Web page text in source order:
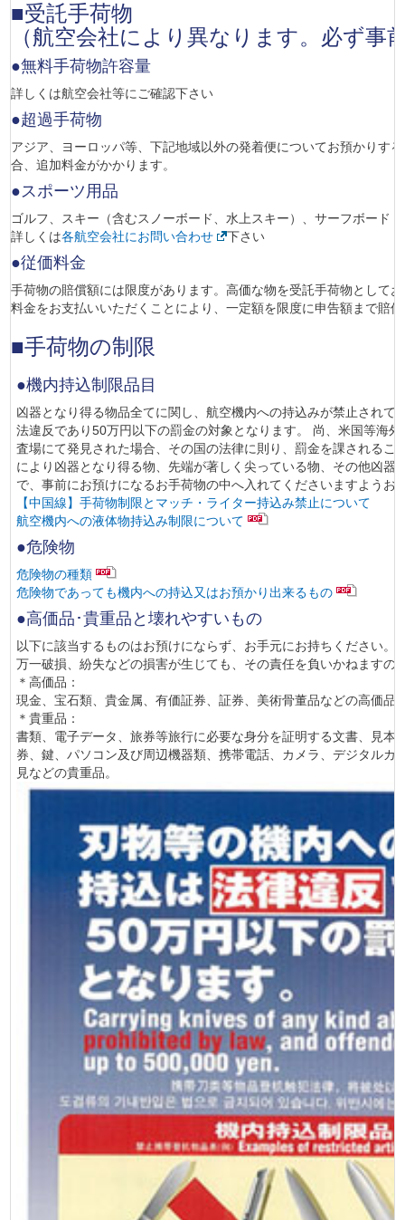
■受託手荷物
（航空会社により異なります。必ず事
●無料手荷物許容量
詳しくは航空会社等にご確認下さい
●超過手荷物
アジア、ヨーロッパ等、下記地域以外の発着便についてお預かりす
合、追加料金がかかります。
●スポーツ用品
ゴルフ、スキー（含むスノーボード、水上スキー）、サーフボード
詳しくは各航空会社にお問い合わせ 下さい
●従価料金
手荷物の賠償額には限度があります。高価な物を受託手荷物として
料金をお支払いいただくことにより、一定額を限度に申告額まで賠
■手荷物の制限
●機内持込制限品目
凶器となり得る物品全てに関し、航空機内への持込みが禁止されて
法違反であり50万円以下の罰金の対象となります。 尚、米国等海
査場にて発見された場合、その国の法律に則り、罰金を課されるこ
により凶器となり得る物、先端が著しく尖っている物、その他凶器
で、事前にお預けになるお手荷物の中へ入れてくださいますようお
【中国線】手荷物制限とマッチ・ライター持込み禁止について
航空機内への液体物持込み制限について
●危険物
危険物の種類
危険物であっても機内への持込又はお預かり出来るもの
●高価品･貴重品と壊れやすいもの
以下に該当するものはお預けにならず、お手元にお持ちください。
万一破損、紛失などの損害が生じても、その責任を負いかねますの
＊高価品：
現金、宝石類、貴金属、有価証券、証券、美術骨董品などの高価品
＊貴重品：
書類、電子データ、旅券等旅行に必要な身分を証明する文書、見本
券、鍵、パソコン及び周辺機器類、携帯電話、カメラ、デジタルカ
見などの貴重品。